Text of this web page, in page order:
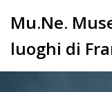
al
contenuto
Mu.Ne.
luoghi di